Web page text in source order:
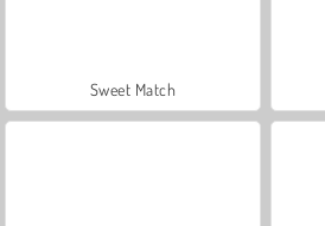
Sweet Match